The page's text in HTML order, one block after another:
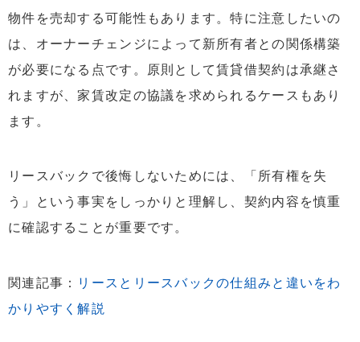
5.5リースバック以外の方法を検討する
6
後悔しないために｜リースバック会社選びのポイント
6.1リースバックの実績は豊富か
6.2担当者の対応が誠実か
6.3
リースバックの後悔に関してよくある質問
7.1 リースバックが「よくない」と言われる理由は？
7.2リースバックの失敗例は？
7.4リースバックはどんな人におすすめですか？
8 まとめ
物件を売却する可能性もあります。特に注意したいの
は、オーナーチェンジによって新所有者との関係構築
が必要になる点です。原則として賃貸借契約は承継さ
れますが、家賃改定の協議を求められるケースもあり
ます。
リースバックで後悔しないためには、「所有権を失
う」という事実をしっかりと理解し、契約内容を慎重
に確認することが重要です。
関連記事：
リースとリースバックの仕組みと違いをわ
かりやすく解説